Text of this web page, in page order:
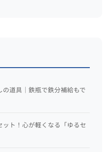
の道具｜鉄瓶で鉄分補給もで
ト！心が軽くなる「ゆるセ